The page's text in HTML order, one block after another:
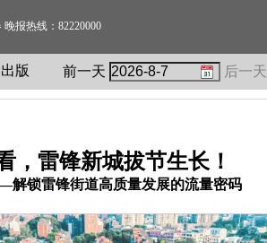
报热线：82220000
出版 前一天 后一天
，雷锋新城拔节生长！
锁雷锋街道高质量发展的流量密码